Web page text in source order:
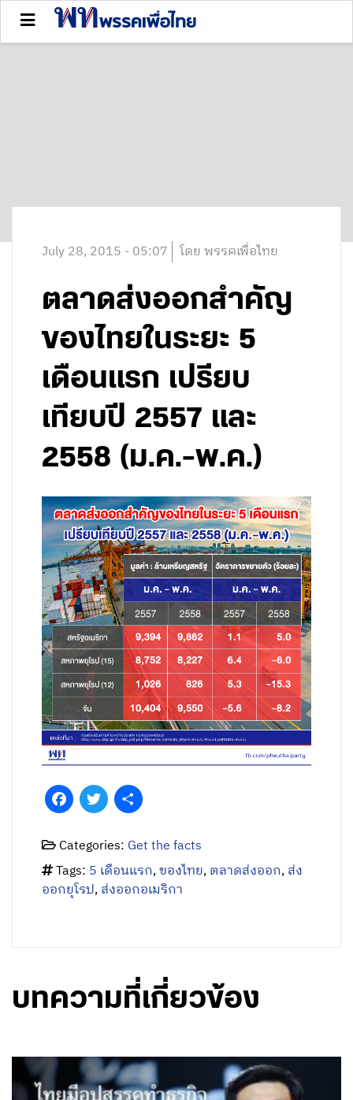
July 28, 2015 - 05:07 โดย พรรคเพื่อไทย
ตลาดส่งออกสำคัญ
ของไทยในระยะ 5
เดือนแรก เปรียบ
เทียบปี 2557 และ
2558 (ม.ค.-พ.ค.)
FacebookTwitter
Categories: Get the facts
Tags: 5 เดือนแรก,ของไทย,ตลาดส่งออก,ส่ง
ออกยุโรป,ส่งออกอเมริกา
บทความที่เกี่ยวข้อง